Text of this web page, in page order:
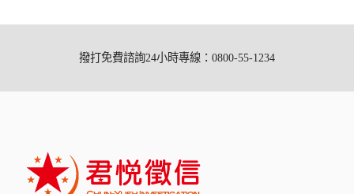
撥打免費諮詢24小時專線：0800-55-1234